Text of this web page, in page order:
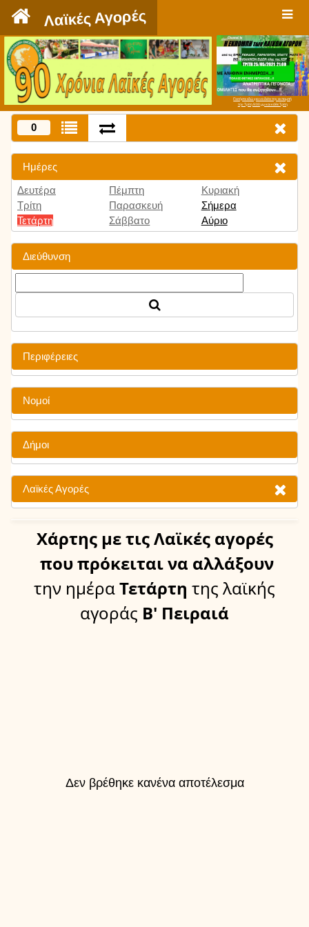
Λαϊκές Αγορές
Πατήστε εδώ για να δείτε την εκπομπή
την Τρίτη 9:00 μμ και κάθε Τρίτη
0
Ημέρες
Δευτέρα
Τρίτη
Τετάρτη
Πέμπτη
Παρασκευή
Σάββατο
Κυριακή
Σήμερα
Αύριο
Διεύθυνση
Περιφέρειες
Νομοί
Δήμοι
Λαϊκές Αγορές
Χάρτης με τις Λαϊκές αγορές
που πρόκειται να αλλάξουν
την ημέραΤετάρτη της λαϊκής
αγοράς Β' Πειραιά
Δεν βρέθηκε κανένα αποτέλεσμα